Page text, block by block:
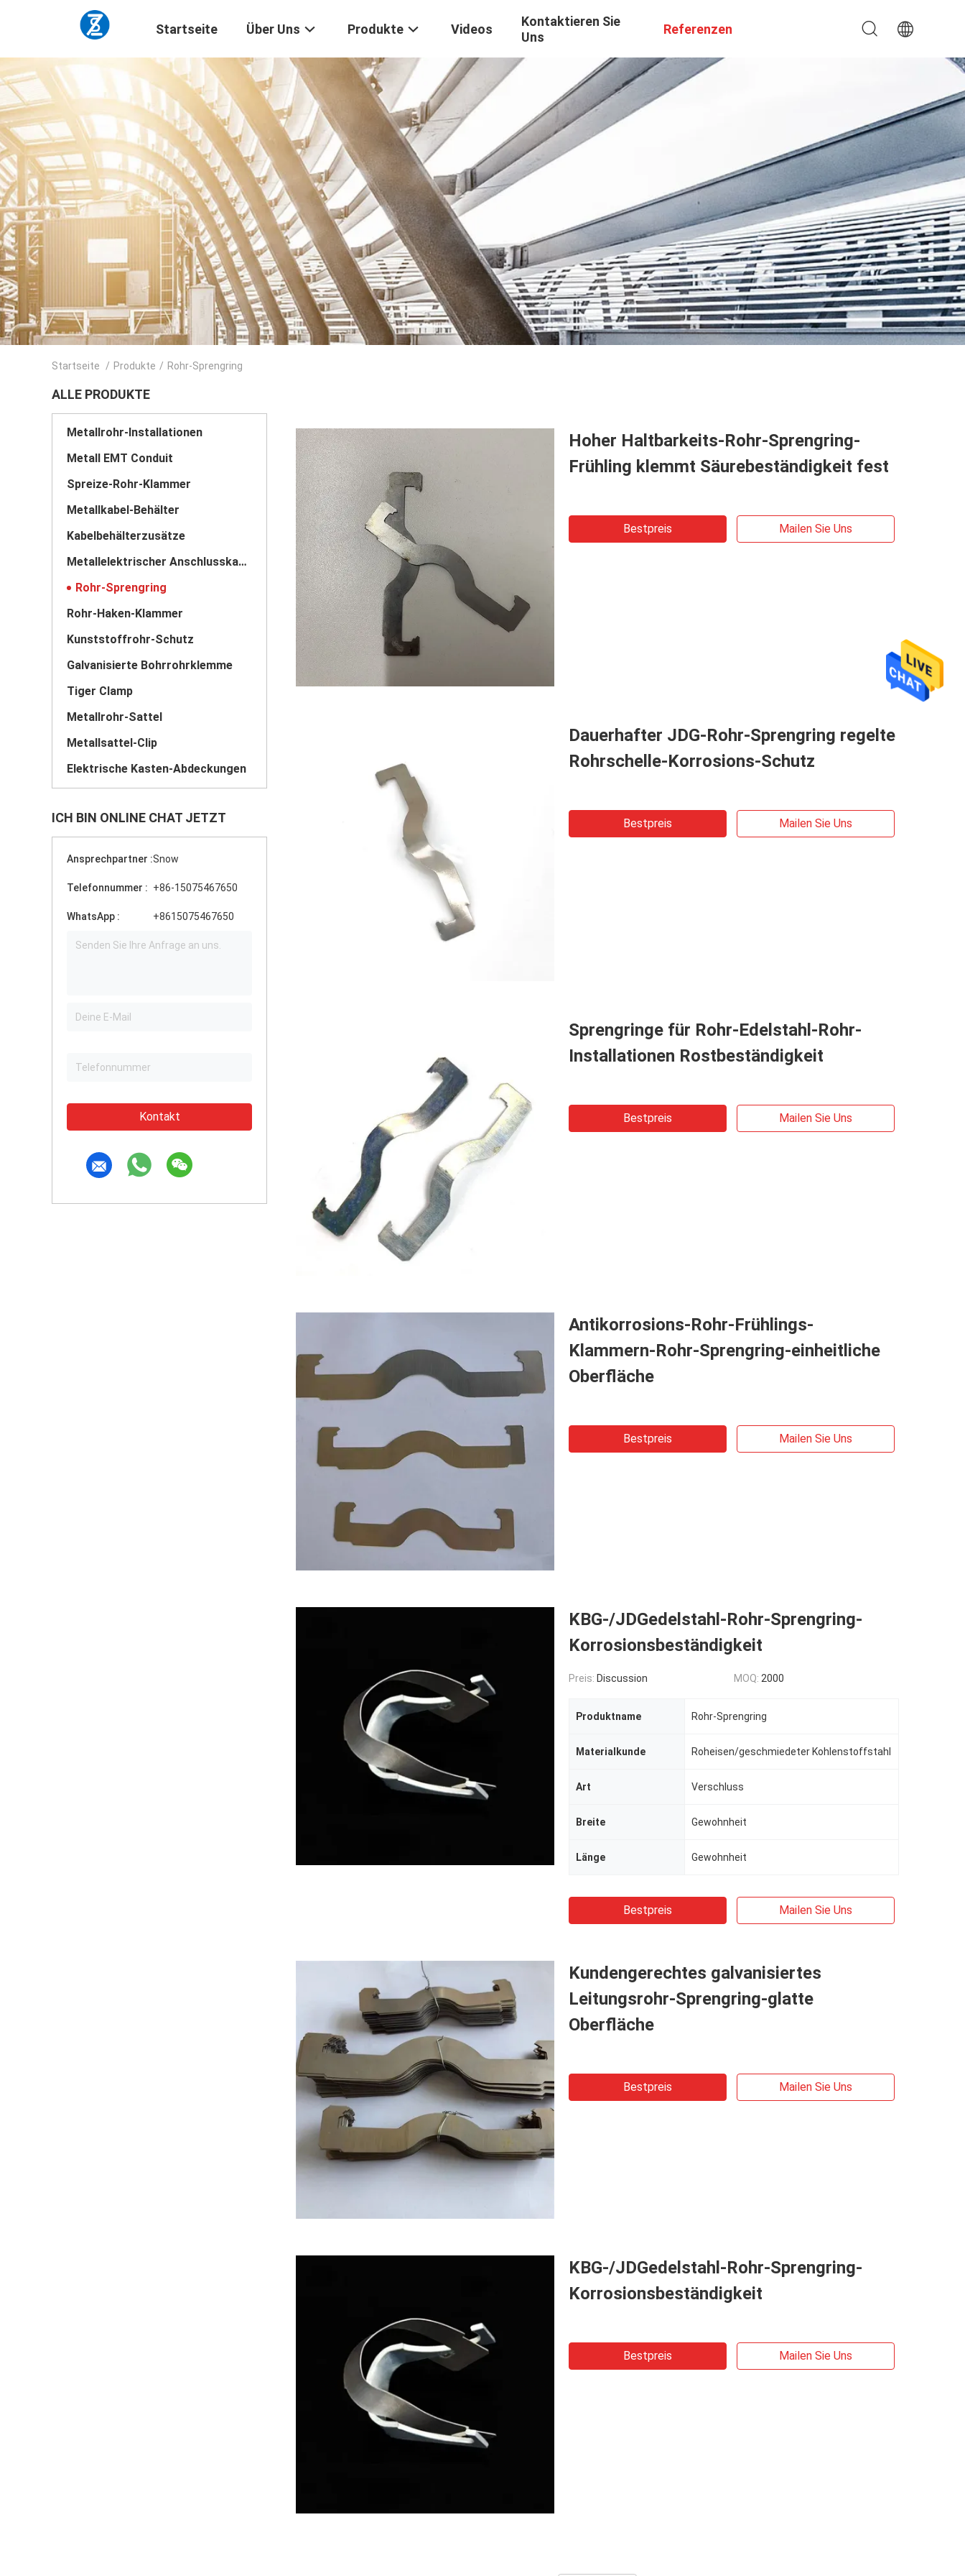
Startseite Über Uns Produkte Videos
Kontaktieren Sie
Uns
Referenzen
Startseite / Produkte / Rohr-Sprengring
ALLE PRODUKTE
Metallrohr-Installationen
Metall EMT Conduit
Spreize-Rohr-Klammer
Metallkabel-Behälter
Kabelbehälterzusätze
Metallelektrischer Anschlusskasten
Rohr-Sprengring
Rohr-Haken-Klammer
Kunststoffrohr-Schutz
Galvanisierte Bohrrohrklemme
Tiger Clamp
Metallrohr-Sattel
Metallsattel-Clip
Elektrische Kasten-Abdeckungen
ICH BIN ONLINE CHAT JETZT
Ansprechpartner :Snow
Telefonnummer : +86-15075467650
WhatsApp : +8615075467650
Kontakt
Hoher Haltbarkeits-Rohr-Sprengring-
Frühling klemmt Säurebeständigkeit fest
Bestpreis Mailen Sie Uns
Dauerhafter JDG-Rohr-Sprengring regelte
Rohrschelle-Korrosions-Schutz
Bestpreis Mailen Sie Uns
Sprengringe für Rohr-Edelstahl-Rohr-
Installationen Rostbeständigkeit
Bestpreis Mailen Sie Uns
Antikorrosions-Rohr-Frühlings-
Klammern-Rohr-Sprengring-einheitliche
Oberfläche
Bestpreis Mailen Sie Uns
KBG-/JDGedelstahl-Rohr-Sprengring-
Korrosionsbeständigkeit
Preis: Discussion MOQ: 2000
Produktname Rohr-Sprengring
Materialkunde Roheisen/geschmiedeter Kohlenstoffstahl
Art Verschluss
Breite Gewohnheit
Länge Gewohnheit
Bestpreis Mailen Sie Uns
Kundengerechtes galvanisiertes
Leitungsrohr-Sprengring-glatte
Oberfläche
Bestpreis Mailen Sie Uns
KBG-/JDGedelstahl-Rohr-Sprengring-
Korrosionsbeständigkeit
Bestpreis Mailen Sie Uns